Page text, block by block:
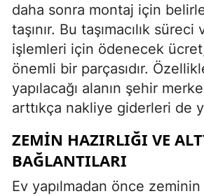
daha sonra montaj için
taşınır. Bu taşımacılık
işlemleri için ödenecek
önemli bir parçasıdır.
yapılacağı alanın şehir
arttıkça nakliye giderleri de
ZEMIN HAZIRLIĞI VE
BAĞLANTILARI
Ev yapılmadan önce zeminin